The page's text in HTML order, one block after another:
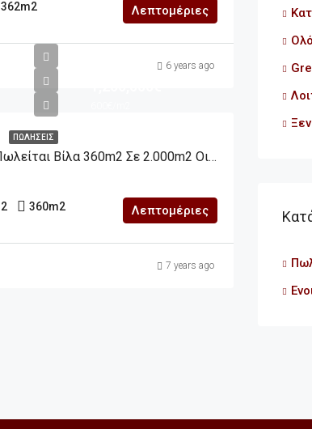
362m2 Λεπτομέριες
6 years ago
ΠΩΛΉΣΕΙΣ
Άνω Βόλο Πωλείται Βίλα 360m2 Σε 2.000m2 Οικόπεδο
2 360m2 Λεπτομέριες
7 years ago